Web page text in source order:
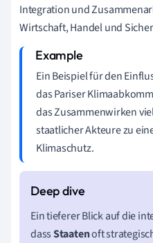
Integration und
Wirtschaft, Handel und
Ein Beispiel für den
das Pariser
das Zusammenwirken
staatlicher Akteure zu
Klimaschutz.
Ein tieferer Blick auf die
dassStaatenoft